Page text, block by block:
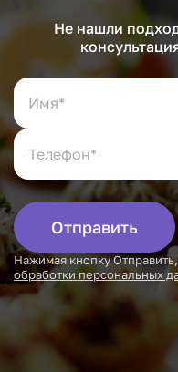
Не нашли
Отправить
Нажимая кнопку
обработки персональных